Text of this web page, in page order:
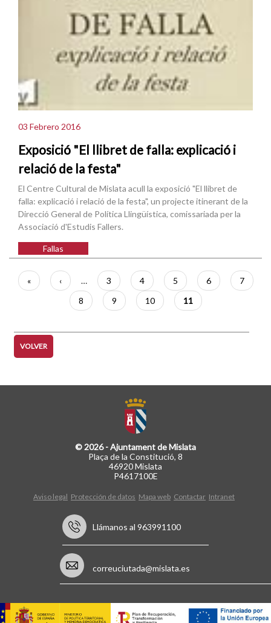
03 Febrero 2016
Exposició "El llibret de falla: explicació i
relació de la festa"
El Centre Cultural de Mislata acull la exposició "El llibret de
falla: explicació i relació de la festa", un projecte itinerant de la
Direcció General de Política Llingüística, comissariada per la
Associació d'Estudis Fallers.
Fallas
Paginación
Primera
página
«
Página
anterior
‹ … Página
3 Página
4 Página
5 Página
6 Página
7
Página
8 Página
9 Página
10
Página
actual
11
VOLVER
© 2026 - Ajuntament de Mislata
Plaça de la Constitució, 8
46920 Mislata
P4617100E
Aviso legal Protección de datos Mapa web Contactar Intranet
Llámanos al 963991100
correuciutada@mislata.es